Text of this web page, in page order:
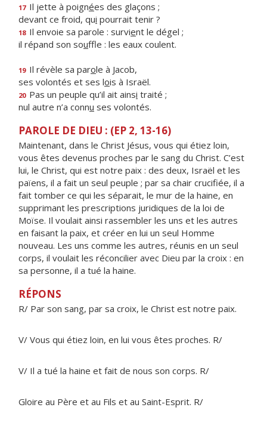
17 Il jette à poignées des glaçons ;
devant ce froid, qui pourrait tenir ?
18 Il envoie sa parole : survient le dégel ;
il répand son souffle : les eaux coulent.
19 Il révèle sa parole à Jacob,
ses volontés et ses lois à Israël.
20 Pas un peuple qu’il ait ainsi traité ;
nul autre n’a connu ses volontés.
PAROLE DE DIEU : (EP 2, 13-16)
Maintenant, dans le Christ Jésus, vous qui étiez loin,
vous êtes devenus proches par le sang du Christ. C’est
lui, le Christ, qui est notre paix : des deux, Israël et les
païens, il a fait un seul peuple ; par sa chair crucifiée, il a
fait tomber ce qui les séparait, le mur de la haine, en
supprimant les prescriptions juridiques de la loi de
Moïse. Il voulait ainsi rassembler les uns et les autres
en faisant la paix, et créer en lui un seul Homme
nouveau. Les uns comme les autres, réunis en un seul
corps, il voulait les réconcilier avec Dieu par la croix : en
sa personne, il a tué la haine.
RÉPONS
R/ Par son sang, par sa croix, le Christ est notre paix.
V/ Vous qui étiez loin, en lui vous êtes proches. R/
V/ Il a tué la haine et fait de nous son corps. R/
Gloire au Père et au Fils et au Saint-Esprit. R/